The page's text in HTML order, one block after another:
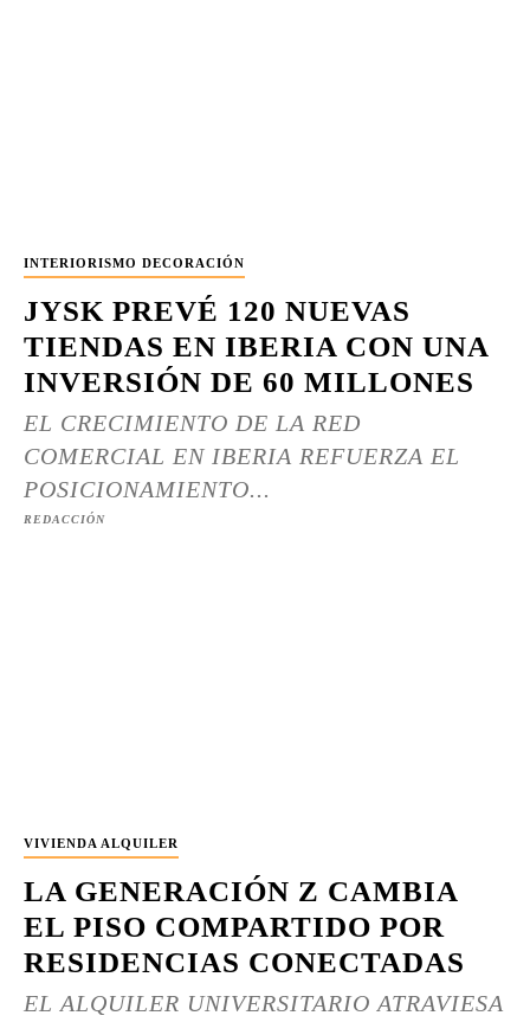
INTERIORISMO DECORACIÓN
JYSK PREVÉ 120 NUEVAS
TIENDAS EN IBERIA CON UNA
INVERSIÓN DE 60 MILLONES
EL CRECIMIENTO DE LA RED
COMERCIAL EN IBERIA REFUERZA EL
POSICIONAMIENTO...
REDACCIÓN
VIVIENDA ALQUILER
LA GENERACIÓN Z CAMBIA
EL PISO COMPARTIDO POR
RESIDENCIAS CONECTADAS
EL ALQUILER UNIVERSITARIO ATRAVIESA